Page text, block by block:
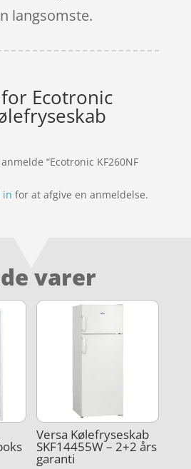
langsomste.
Ecotronic
“Ecotronic KF260NF
in for at afgive en anmeldelse.
varer
Versa Kølefryseskab
SKF14455W – 2+2 års
garanti